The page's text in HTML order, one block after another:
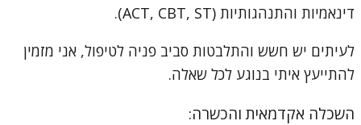
דינאמיות והתנהגותיות (ACT, CBT, ST).
לעיתים יש חשש והתלבטות סביב פניה לטיפול, אני מזמין
להתייעץ איתי בנוגע לכל שאלה.
השכלה אקדמאית והכשרה: